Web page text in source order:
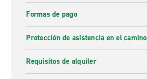
Formas de pago
Protección de asistencia en el camino
Requisitos de alquiler